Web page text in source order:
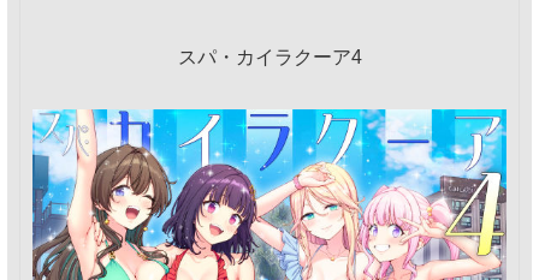
スパ・カイラクーア4